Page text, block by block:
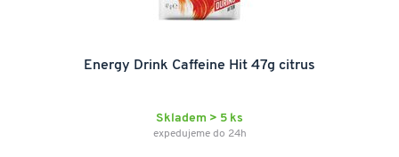
Energy Drink Caffeine Hit 47g citrus
Skladem > 5 ks
expedujeme do 24h